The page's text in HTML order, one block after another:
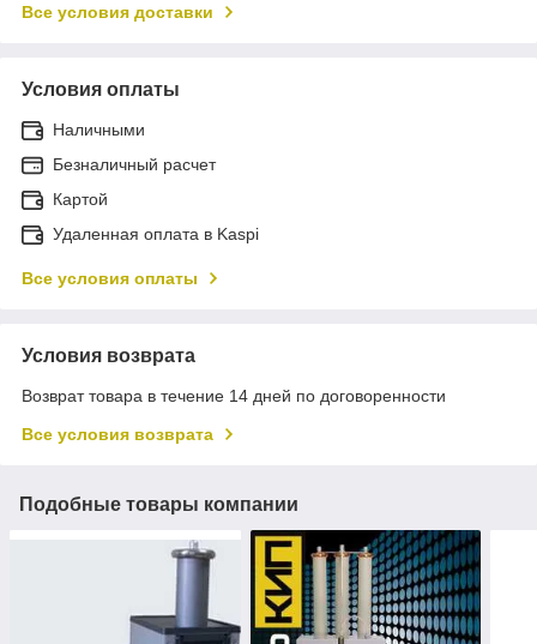
Все условия доставки
Условия оплаты
Наличными
Безналичный расчет
Картой
Удаленная оплата в Kaspi
Все условия оплаты
Условия возврата
Возврат товара в течение 14 дней по договоренности
Все условия возврата
Подобные товары компании